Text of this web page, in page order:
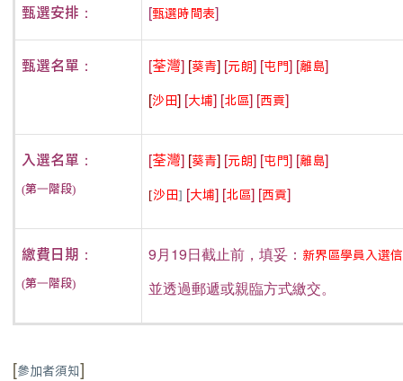
甄選安排： [甄選時間表]
甄選名單： [荃灣] [葵青] [元朗] [屯門] [離島]
[沙田] [大埔] [北區] [西貢]
入選名單：
(第一階段)
[荃灣] [葵青] [元朗] [屯門] [離島]
[沙田] [大埔] [北區] [西貢]
繳費日期：
(第一階段)
9月19日截止前，填妥： 新界區學員入選信
並透過郵遞或親臨方式繳交。
[參加者須知]